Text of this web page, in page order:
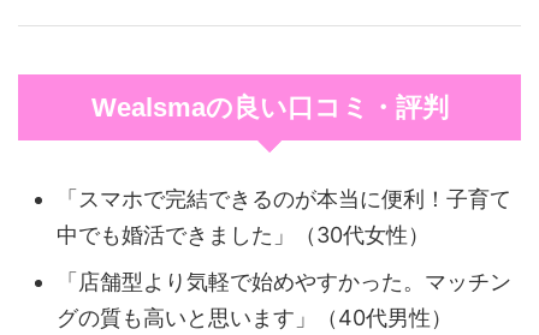
Wealsmaの良い口コミ・評判
「スマホで完結できるのが本当に便利！子育て
中でも婚活できました」（30代女性）
「店舗型より気軽で始めやすかった。マッチン
グの質も高いと思います」（40代男性）